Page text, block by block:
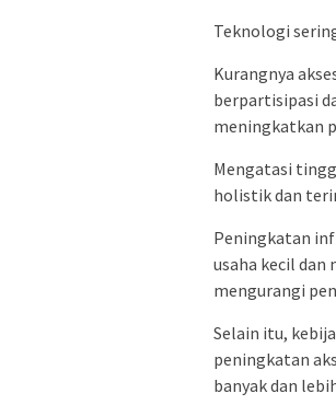
Teknologi
Kurangnya
berpartisipasi
meningkatkan
Mengatasi
holistik dan
Peningkatan
usaha kecil
mengurangi
Selain itu,
peningkatan
banyak dan